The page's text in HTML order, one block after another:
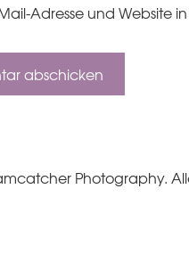
Adresse und Website
Photography.